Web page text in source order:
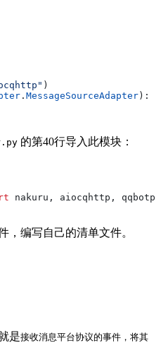
)
. MessageSourceAdapter):
的第40行导入此模块：
nakuru, aiocqhttp, qqbotpy
，编写自己的清单文件。
是接收消息平台协议的事件，将其